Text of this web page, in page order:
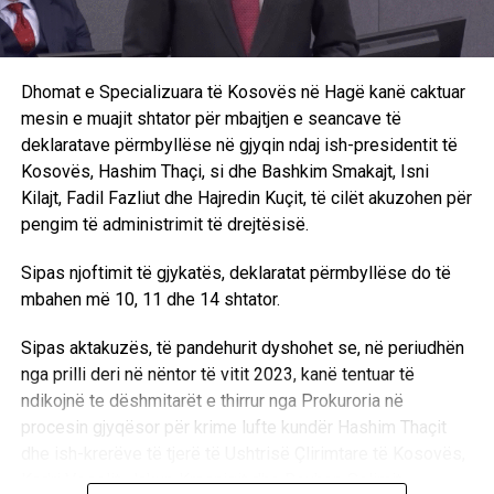
Dhomat e Specializuara të Kosovës në Hagë kanë caktuar
mesin e muajit shtator për mbajtjen e seancave të
deklaratave përmbyllëse në gjyqin ndaj ish-presidentit të
Kosovës, Hashim Thaçi, si dhe Bashkim Smakajt, Isni
Kilajt, Fadil Fazliut dhe Hajredin Kuçit, të cilët akuzohen për
pengim të administrimit të drejtësisë.
Sipas njoftimit të gjykatës, deklaratat përmbyllëse do të
mbahen më 10, 11 dhe 14 shtator.
Sipas aktakuzës, të pandehurit dyshohet se, në periudhën
nga prilli deri në nëntor të vitit 2023, kanë tentuar të
ndikojnë te dëshmitarët e thirrur nga Prokuroria në
procesin gjyqësor për krime lufte kundër Hashim Thaçit
Kadri Veselit, Jakup Krasniqit dhe Rexhep Selimit.